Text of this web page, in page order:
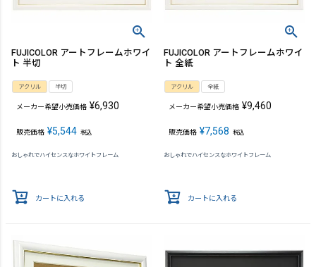
FUJICOLOR アートフレームホワイ
ト 半切
アクリル 半切
メーカー希望小売価格 ¥6,930
販売価格 ¥5,544 税込
おしゃれでハイセンスなホワイトフレーム
カートに入れる
FUJICOLOR アートフレームホワイ
ト 全紙
アクリル 全紙
メーカー希望小売価格 ¥9,460
販売価格 ¥7,568 税込
おしゃれでハイセンスなホワイトフレーム
カートに入れる